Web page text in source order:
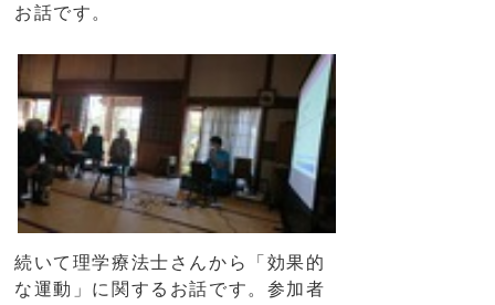
お話です。
続いて理学療法士さんから「効果的
な運動」に関するお話です。参加者